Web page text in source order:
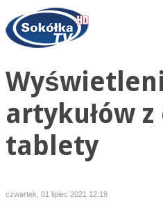
artykułów
tablety
czwartek, 01 lipiec 2021 12:19